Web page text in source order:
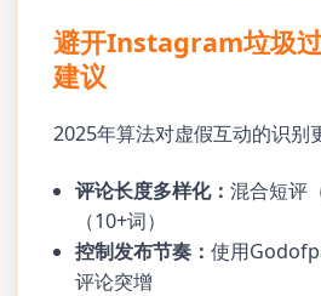
避开Instagram垃圾
建议
2025年算法对虚假互动的识别
评论长度多样化：混合短评
（10+词）
控制发布节奏：使用
评论突增